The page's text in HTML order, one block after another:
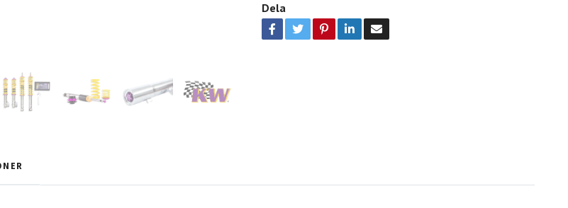
Dela